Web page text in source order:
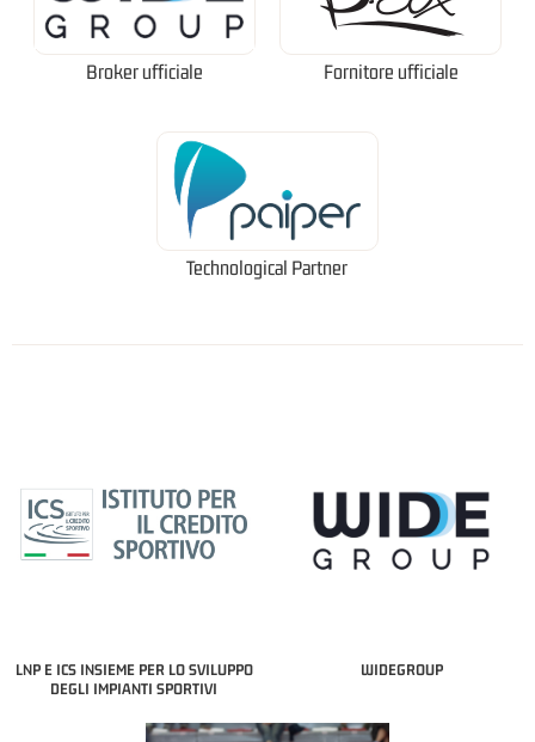
Broker ufficiale Fornitore ufficiale
Technological Partner
LNP E ICS INSIEME PER LO SVILUPPO
DEGLI IMPIANTI SPORTIVI
WIDEGROUP